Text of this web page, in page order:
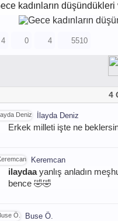
kadınların
4 0 4 5510
4
İlayda Deniz
Erkek milleti işte ne
Keremcan
ilaydaayanlış anladın
bence 🤣🤣
Buse Ö.